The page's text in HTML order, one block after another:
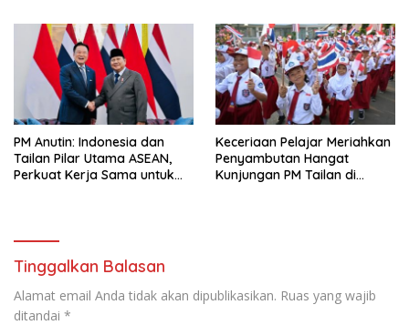
PM Anutin: Indonesia dan
Tailan Pilar Utama ASEAN,
Perkuat Kerja Sama untuk
Keceriaan Pelajar Meriahkan
Penyambutan Hangat
Kunjungan PM Tailan di
Tinggalkan Balasan
Alamat email Anda tidak akan dipublikasikan. Ruas yang wajib
ditandai *